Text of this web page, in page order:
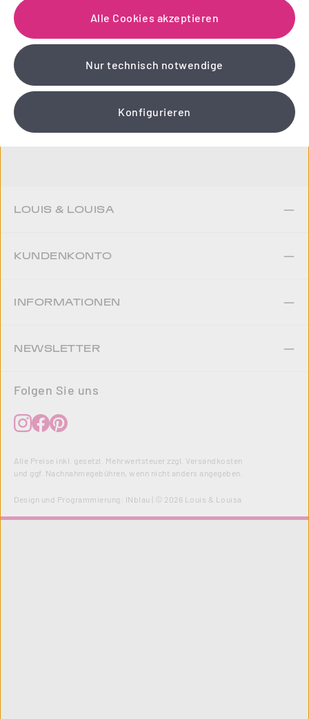
NEWSLETTER
Einfach zauberhaft! Abonnieren Sie jetzt unseren
liebevoll gestalteten Newsletter.
Wir schenken Ihnen einen 10 % Gutschein!
LOUIS & LOUISA
KUNDENKONTO
INFORMATIONEN
NEWSLETTER
Folgen Sie uns
Alle Preise inkl. gesetzl. Mehrwertsteuer zzgl. Versandkosten
und ggf. Nachnahmegebühren, wenn nicht anders angegeben.
Design und Programmierung: INblau | © 2026 Louis & Louisa
Alle Cookies akzeptieren
Nur technisch notwendige
Konfigurieren